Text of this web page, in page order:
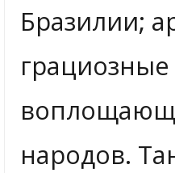
Бразилии;
народов.